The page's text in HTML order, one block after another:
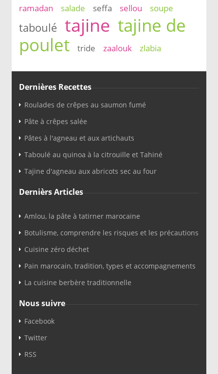
ramadan salade seffa sellou soupe
taboulé tajine tajine de
poulet
tride zaalouk zlabia
Dernières Recettes
Roulades de crêpes au saumon fumé
Pâte à crêpes salée
Pâtes à l'agneau et aux artichauts
Taboulé au quinoa à la citrouille et Tahiné
Tajine d'agneau aux abricots sec au four
Dernièrs Articles
Amlou, la pâte à tatirner marocaine
Botulisme, comprendre les risques et les précautions
Cuisine zéro déchet
Pain marocain, tradition, types et accompagnements
La cuisine berbère traditionnelle
Nous suivre
Facebook
Twitter
RSS